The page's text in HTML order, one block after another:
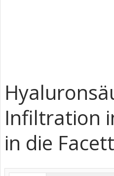
Infiltration
in die